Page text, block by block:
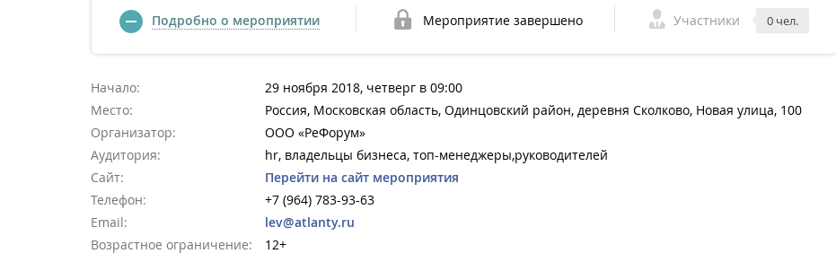
Подробно о мероприятии Мероприятие завершено Участники 0 чел.
Начало:
29 ноября 2018, четверг в 09:00
Место:
Россия, Московская область, Одинцовский район, деревня Сколково, Новая улица, 100
Организатор:
ООО «РеФорум»
Аудитория:
hr, владельцы бизнеса, топ-менеджеры,руководителей
Сайт:
Перейти на сайт мероприятия
Телефон:
+7 (964) 783-93-63
Email:
lev@atlanty.ru
Возрастное ограничение:
12+